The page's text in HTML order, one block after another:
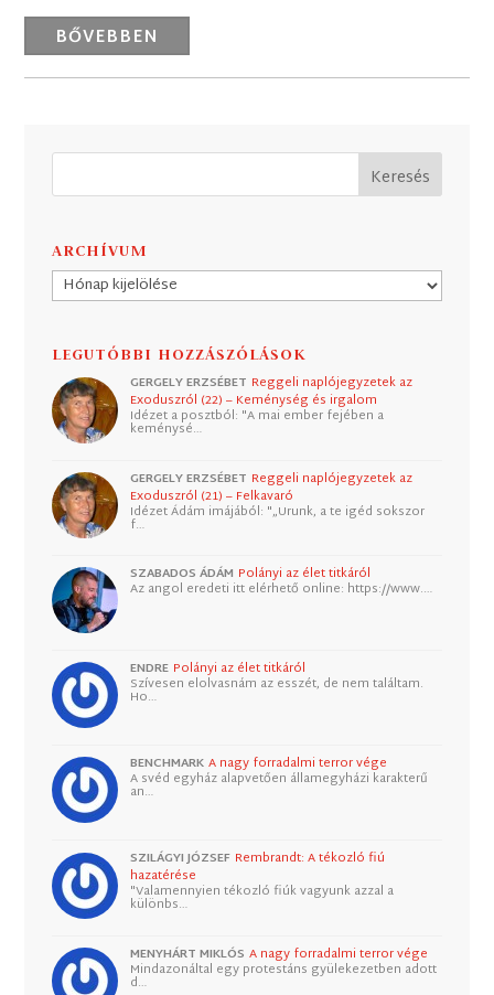
BŐVEBBEN
ARCHÍVUM
Archívum
LEGUTÓBBI HOZZÁSZÓLÁSOK
GERGELY ERZSÉBET Reggeli naplójegyzetek az
Exoduszról (22) – Keménység és irgalom
Idézet a posztból: "A mai ember fejében a
keménysé…
GERGELY ERZSÉBET Reggeli naplójegyzetek az
Exoduszról (21) – Felkavaró
Idézet Ádám imájából: "„Urunk, a te igéd sokszor
f…
SZABADOS ÁDÁM Polányi az élet titkáról
Az angol eredeti itt elérhető online: https://www.…
ENDRE Polányi az élet titkáról
Szívesen elolvasnám az esszét, de nem találtam.
Ho…
BENCHMARK A nagy forradalmi terror vége
A svéd egyház alapvetően államegyházi karakterű
an…
SZILÁGYI JÓZSEF Rembrandt: A tékozló fiú
hazatérése
"Valamennyien tékozló fiúk vagyunk azzal a
különbs…
MENYHÁRT MIKLÓS A nagy forradalmi terror vége
Mindazonáltal egy protestáns gyülekezetben adott
d…